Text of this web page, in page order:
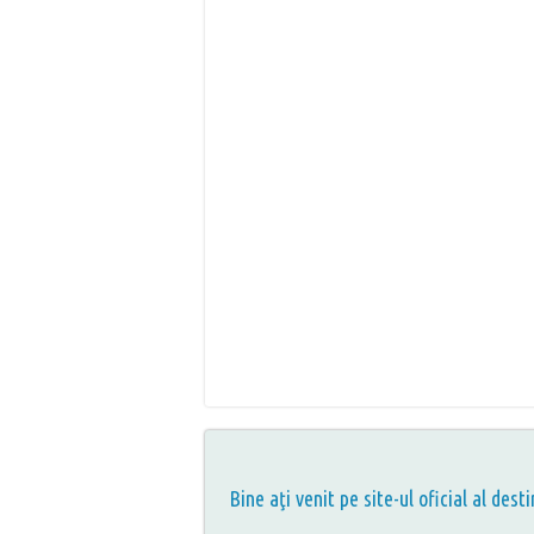
Bine aţi venit pe site-ul oficial al